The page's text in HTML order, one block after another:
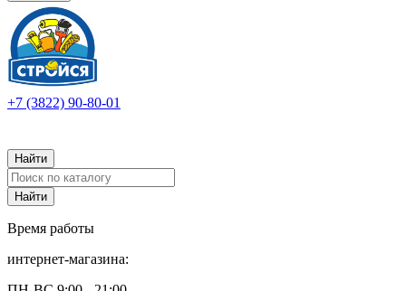
+7 (3822) 90-80-01
Время работы
интернет-магазина: